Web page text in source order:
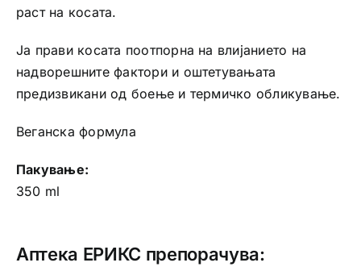
раст на косата.
Ја прави косата поотпорна на влијанието на
надворешните фактори и оштетувањата
предизвикани од боење и термичко обликување.
Веганска формула
Пакување:
350 ml
Аптека ЕРИКС препорачува: